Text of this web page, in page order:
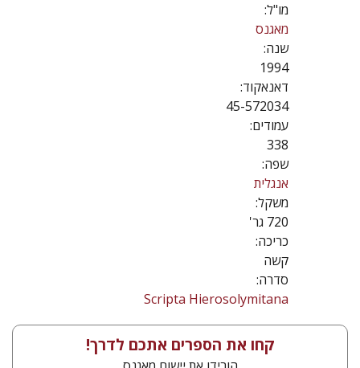
מו"ל:
מאגנס
שנה:
1994
דאנאקוד:
45-572034
עמודים:
338
שפה:
אנגלית
משקל:
720 גר'
כריכה:
קשה
סדרה:
Scripta Hierosolymitana
קחו את הספרים אתכם לדרך!